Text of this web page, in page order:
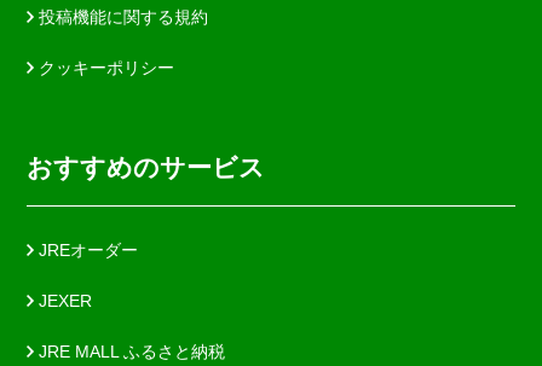
投稿機能に関する規約
クッキーポリシー
おすすめのサービス
JREオーダー
JEXER
JRE MALL ふるさと納税